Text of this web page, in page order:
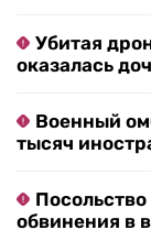
Убитая
оказалась
Военный
тысяч
обвинения в